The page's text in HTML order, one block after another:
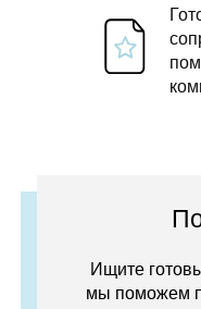
Ищите
мы поможем